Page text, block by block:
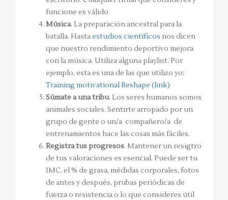
funcione es válido
Música. La preparación ancestral para la
batalla. Hastaestudios científicos nos dicen
que nuestro rendimiento deportivo mejora
con la música. Utiliza alguna playlist. Por
ejemplo, esta es una de las que utilizo yo:
Training motivational Reshape (link)
Súmate a una tribu. Los seres humanos somos
animales sociales. Sentirte arropado por un
grupo de gente o un/a compañero/a de
entrenamientos hace las cosas más fáciles.
Registra tus progresos. Mantener un resigtro
de tus valoraciones es esencial. Puede ser tu
IMC, el % de grasa, médidas corporales, fotos
de antes y después, prubas periódicas de
fuerza o resistencia o lo que consideres útil